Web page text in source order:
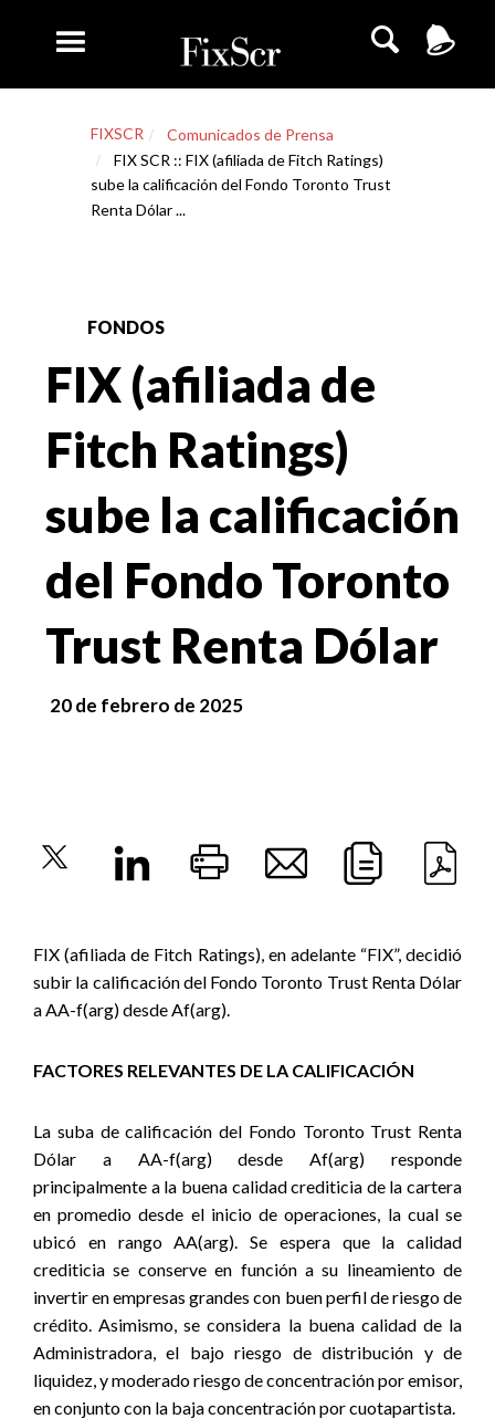
FIXSCR
Comunicados de Prensa
FIX SCR :: FIX (afiliada de Fitch Ratings)
sube la calificación del Fondo Toronto Trust
Renta Dólar ...
FONDOS
FIX (afiliada de
Fitch Ratings)
sube la calificación
del Fondo Toronto
Trust Renta Dólar
20 de febrero de 2025
FIX (afiliada de Fitch Ratings), en adelante “FIX”, decidió
subir la calificación del Fondo Toronto Trust Renta Dólar
a AA-f(arg) desde Af(arg).
FACTORES RELEVANTES DE LA CALIFICACIÓN
La suba de calificación del Fondo Toronto Trust Renta
Dólar a AA-f(arg) desde Af(arg) responde
principalmente a la buena calidad crediticia de la cartera
en promedio desde el inicio de operaciones, la cual se
ubicó en rango AA(arg). Se espera que la calidad
crediticia se conserve en función a su lineamiento de
invertir en empresas grandes con buen perfil de riesgo de
crédito. Asimismo, se considera la buena calidad de la
Administradora, el bajo riesgo de distribución y de
liquidez, y moderado riesgo de concentración por emisor,
en conjunto con la baja concentración por cuotapartista.